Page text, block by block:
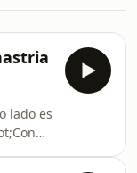
lado es